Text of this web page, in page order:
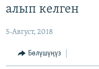
БҮГҮН АЗАТТЫКТА
ЭКСПЕРТТЕР ТАЛДАЙТ
ПОДКАСТ
ӨЗГӨЧӨ ПИКИР
алып келген
5-Август, 2018
Бөлүшүңүз